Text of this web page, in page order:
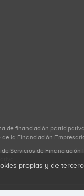
de financiación
de la Financiación
de Servicios de
propias y de